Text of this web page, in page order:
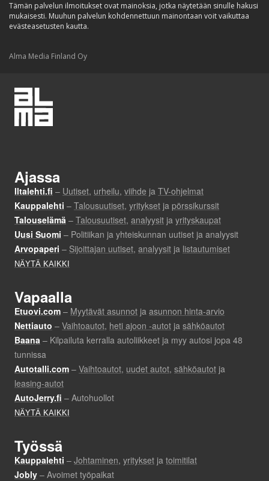
Tämän palvelun ilmoitukset ovat mainoksia, jotka näytetään sinulle hakusi
mukaisesti. Muuhun palvelun kohdennettuun mainontaan voit vaikuttaa
evästeasetusten kautta.
Alma Media Finland Oy